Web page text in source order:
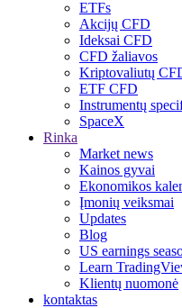
ETFs
Akcijų CFD
Ideksai CFD
CFD žaliavos
Kriptovaliutų
ETF CFD
Instrumentų
SpaceX
Rinka
Market news
Kainos gyvai
Ekonomikos
Įmonių veiksmai
Updates
Blog
US earnings
Learn
Klientų nuomonė
kontaktas